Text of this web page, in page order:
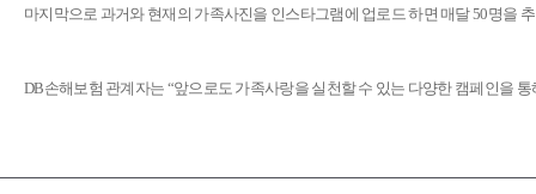
마지막으로 과거와 현재의 가족사진을 인스타그램에 업로드 하면 매달 50명을
DB손해보험 관계자는 “앞으로도 가족사랑을 실천할 수 있는 다양한 캠페인을